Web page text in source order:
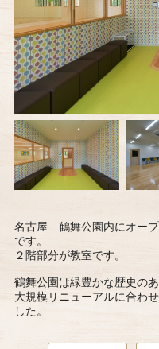
名古屋 鶴舞公園内にオー
です。
２階部分が教室です。
鶴舞公園は緑豊かな歴史の
大規模リニューアルに合わ
した。